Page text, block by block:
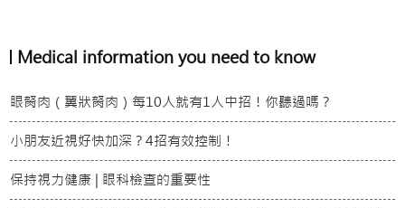
Medical information you need to know
眼胬肉（翼狀胬肉）每10人就有1人中招！你聽過嗎？
小朋友近視好快加深？4招有效控制！
保持視力健康 | 眼科檢查的重要性